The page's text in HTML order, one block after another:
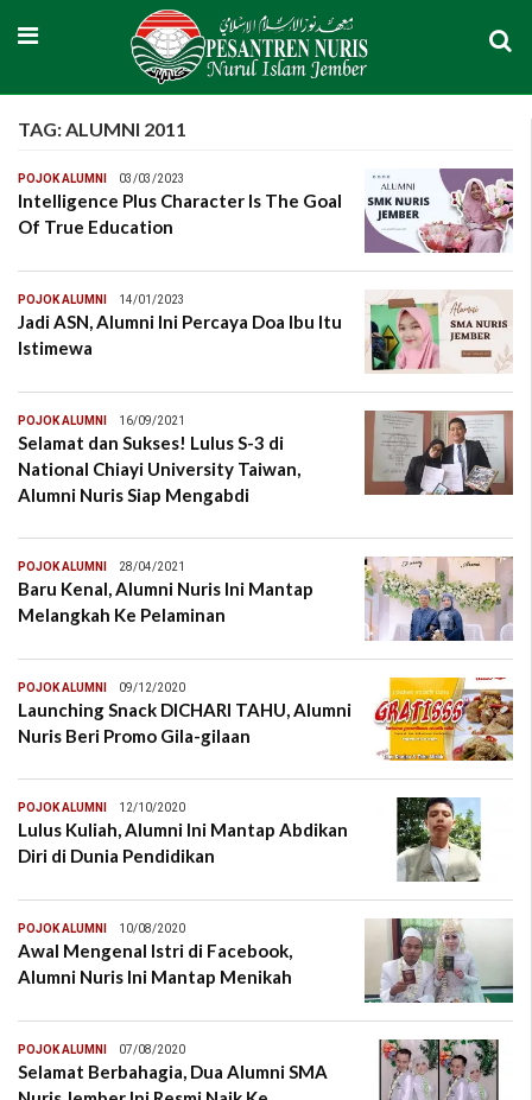
TAG:ALUMNI 2011
POJOK ALUMNI 03/03/2023
Intelligence Plus Character Is The Goal
Of True Education
POJOK ALUMNI 14/01/2023
Jadi ASN, Alumni Ini Percaya Doa Ibu Itu
Istimewa
POJOK ALUMNI 16/09/2021
Selamat dan Sukses! Lulus S-3 di
National Chiayi University Taiwan,
Alumni Nuris Siap Mengabdi
POJOK ALUMNI 28/04/2021
Baru Kenal, Alumni Nuris Ini Mantap
Melangkah Ke Pelaminan
POJOK ALUMNI 09/12/2020
Launching Snack DICHARI TAHU, Alumni
Nuris Beri Promo Gila-gilaan
POJOK ALUMNI 12/10/2020
Lulus Kuliah, Alumni Ini Mantap Abdikan
Diri di Dunia Pendidikan
POJOK ALUMNI 10/08/2020
Awal Mengenal Istri di Facebook,
Alumni Nuris Ini Mantap Menikah
POJOK ALUMNI 07/08/2020
Selamat Berbahagia, Dua Alumni SMA